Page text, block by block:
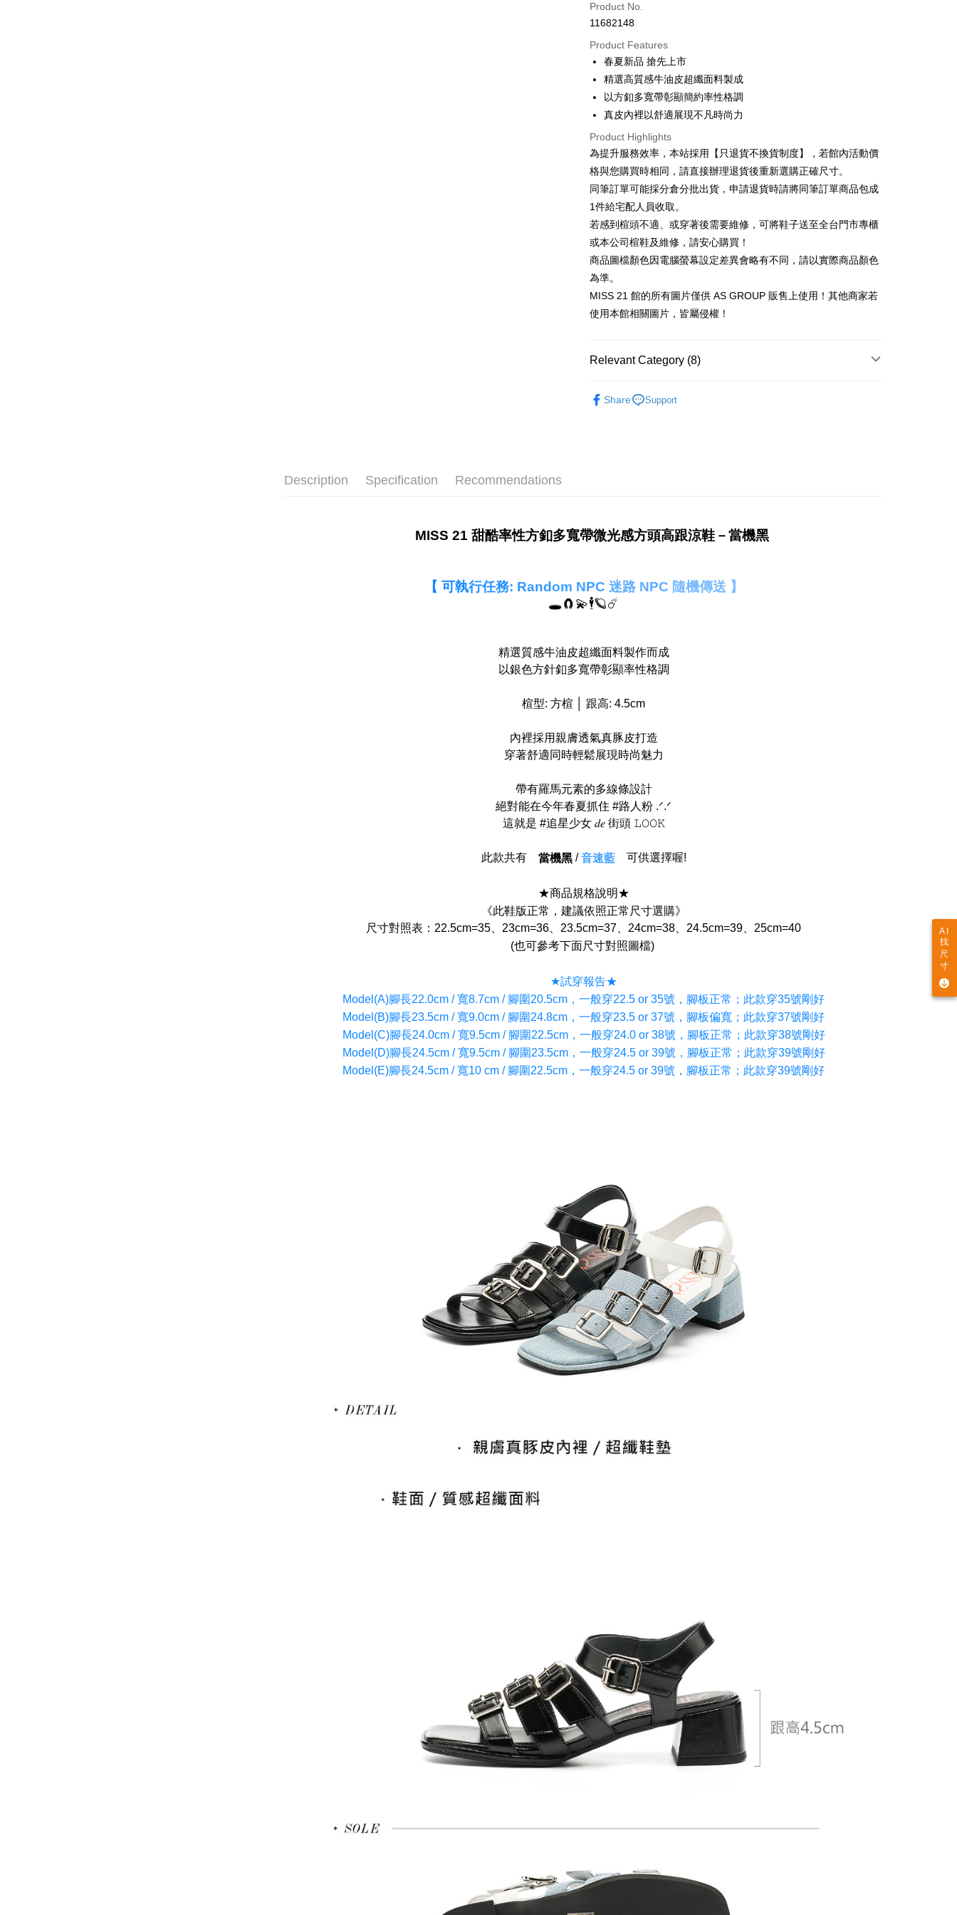
Credit Card Installments
0% for 3 months
Taiwan Cooperative Bank
The Shanghai Commercial &
Savings Bank
Cathay United Bank
Bank
HSBC Bank (Taiwan) Limited
Hwatai Bank
Union Bank of Taiwan
Far Eastern International Bank
Yuanta Commercial Bank
E.SUN Commercial Bank
DBS Bank
Taishin International Bank
Taiwan Rakuten Card, Inc.
0% for 6 months NT$430 /month
Taiwan Cooperative Bank
Hua Nan Commercial Bank
Savings Bank
Cathay United Bank
Mega International Commercial
Bank
Taiwan Business Bank
Taichung Commercial Bank
Union Bank of Taiwan
Yuanta Commercial Bank
Bank SinoPac
E.SUN Commercial Bank
Taishin International Bank
CTBC Bank
Taiwan Rakuten Card, Inc.
0% for 12 monthsNT$215/month
Taiwan Cooperative Bank
The Shanghai Commercial &
Savings Bank
Cathay United Bank
Mega International Commercial
Bank
Taiwan Business Bank
HSBC Bank (Taiwan) Limited
Hwatai Bank
Yuanta Commercial Bank
E.SUN Commercial Bank
DBS Bank
Taishin International Bank
Taiwan Rakuten Card, Inc.
LINE Pay
JKOPAY
Google Pay
ATM Transfer
Shipping Method
宅配
離島宅配
Product No.
11682148
Product Features
春夏新品 搶先上市
精選高質感牛油皮超纖面料製成
以方釦多寬帶彰顯簡約率性格調
真皮內裡以舒適展現不凡時尚力
Product Highlights
為提升服務效率，本站採用【只退貨不換貨制度】，若館內活動價
格與您購買時相同，請直接辦理退貨後重新選購正確尺寸。
同筆訂單可能採分倉分批出貨，申請退貨時請將同筆訂單商品包成
1件給宅配人員收取。
若感到楦頭不適、或穿著後需要維修，可將鞋子送至全台門市專櫃
或本公司楦鞋及維修，請安心購買！
商品圖檔顏色因電腦螢幕設定差異會略有不同，請以實際商品顏色
為準。
MISS 21 館的所有圖片僅供 AS GROUP 販售上使用！其他商家若
使用本館相關圖片，皆屬侵權！
Relevant Category (8)
𝐌𝐔𝐒𝐓 𝐇𝐀𝐕𝐄：熱搜穿搭 𝐀𝐥𝐥 𝐁𝐥𝐚𝐜𝐤-暗黑少女
Share Support
Description Specification Recommendations
MISS 21 甜酷率性方釦多寬帶微光感方頭高跟涼鞋－當機黑
【 可執行任務: Random NPC 迷路 NPC 隨機傳送 】
🕳️🧲💫🕴️🪐☄️
精選質感牛油皮超纖面料製作而成
以銀色方針釦多寬帶彰顯率性格調
楦型: 方楦 │ 跟高: 4.5cm
內裡採用親膚透氣真豚皮打造
穿著舒適同時輕鬆展現時尚魅力
帶有羅馬元素的多線條設計
絕對能在今年春夏抓住 #路人粉 .ᐟ.ᐟ
這就是 #追星少女 𝑑𝑒 街頭 𝙻𝙾𝙾𝙺
此款共有 當機黑/音速藍可供選擇喔!
★商品規格說明★
《此鞋版正常，建議依照正常尺寸選購》
尺寸對照表：22.5cm=35、23cm=36、23.5cm=37、24cm=38、24.5cm=39、25cm=40
(也可參考下面尺寸對照圖檔)
★試穿報告★
Model(A)腳長22.0cm / 寬8.7cm / 腳圍20.5cm，一般穿22.5 or 35號，腳板正常；此款穿35號剛好
Model(B)腳長23.5cm / 寬9.0cm / 腳圍24.8cm，一般穿23.5 or 37號，腳板偏寬；此款穿37號剛好
Model(C)腳長24.0cm / 寬9.5cm / 腳圍22.5cm，一般穿24.0 or 38號，腳板正常；此款穿38號剛好
Model(D)腳長24.5cm / 寬9.5cm / 腳圍23.5cm，一般穿24.5 or 39號，腳板正常；此款穿39號剛好
Model(E)腳長24.5cm / 寬10 cm / 腳圍22.5cm，一般穿24.5 or 39號，腳板正常；此款穿39號剛好
AI
找
尺
寸